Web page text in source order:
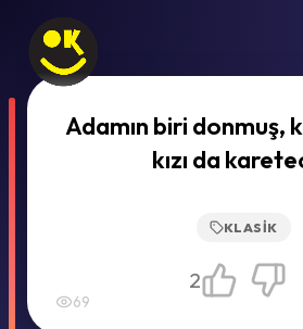
Adamın biri donmuş,
kızı da
KLASIK
69
2